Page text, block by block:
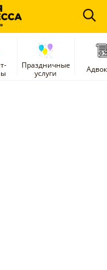
Праздничные
услуги